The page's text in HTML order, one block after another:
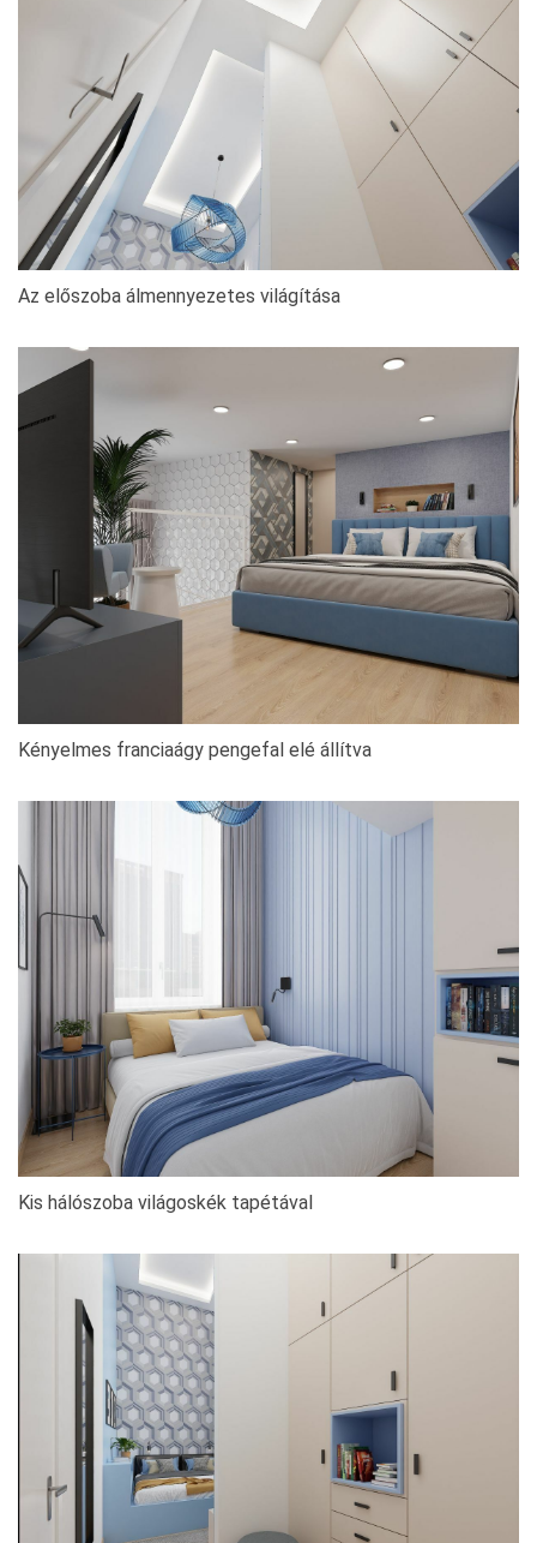
Az előszoba álmennyezetes világítása
Kényelmes franciaágy pengefal elé állítva
Kis hálószoba világoskék tapétával